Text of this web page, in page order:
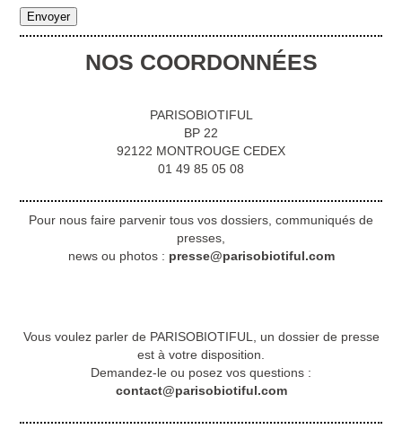
NOS COORDONNÉES
PARISOBIOTIFUL
BP 22
92122 MONTROUGE CEDEX
01 49 85 05 08
Pour nous faire parvenir tous vos dossiers, communiqués de
presses,
news ou photos : presse@parisobiotiful.com
Vous voulez parler de PARISOBIOTIFUL, un dossier de presse
est à votre disposition.
Demandez-le ou posez vos questions :
contact@parisobiotiful.com